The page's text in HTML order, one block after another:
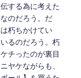
する為に考えた
のだろう。だ
朽ちかけてい
るのだろう。朽
チったのが裏目
ヤケながらも、